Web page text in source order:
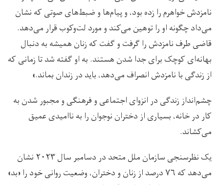
نامزدش خواهرم را زده بود، و پیام‌ها و ضبط‌های صوتی که نشان
می‌داد چگونه او را توهین می‌کند و مورد لت‌وکوب قرار می‌دهد.
قاضی طرف نامزدش را گرفت و گفت که زنان همیشه به دنبال
بهانه‌ای کوچک برای جدا شدن هستند. به او گفته شد تا زمانی که
از زندگی با نامزدش انصراف می‌دهد، باید در زندان بماند.»
چشم‌انداز زندگی در انزوای اجتماعی و فرهنگی و مجبور شدن به
کار در خانه، بسیاری از دختران نوجوان را به ناامیدی عمیق
می‌کشاند.
یک نظرسنجی سازمان ملل متحد در دسامبر سال ۲۰۲۳ نشان
می‌دهد که ۷۶ درصد از زنان و دختران، وضعیت روانی خود را «بد»